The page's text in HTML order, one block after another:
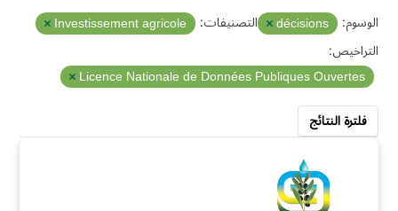
الوسوم: décisions التصنيفات: Investissement agricole
التراخيص:
Licence Nationale de Données Publiques Ouvertes
فلترة النتائج